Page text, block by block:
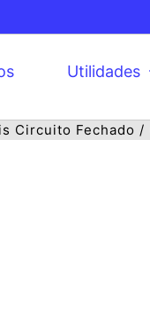
Utilidades
Circuito Fechado